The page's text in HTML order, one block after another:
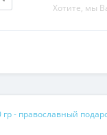
Хотите, мы
- православный